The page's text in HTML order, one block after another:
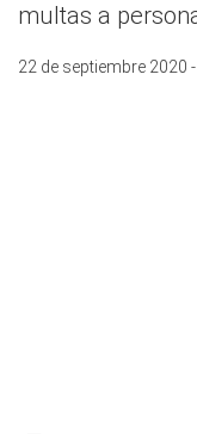
multas a
22 de septiembre 2020